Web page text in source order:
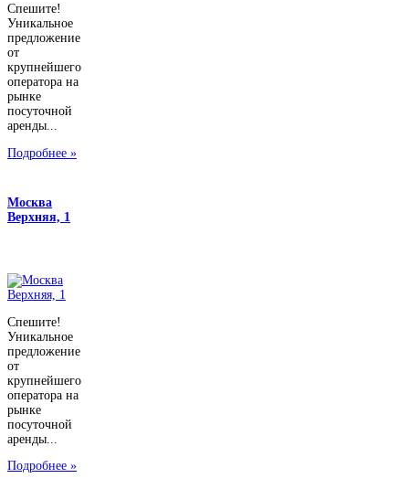
Спешите!
Уникальное
предложение
от
крупнейшего
оператора на
рынке
посуточной
аренды...
Подробнее »
Москва
Верхняя, 1
Спешите!
Уникальное
предложение
от
крупнейшего
оператора на
рынке
посуточной
аренды...
Подробнее »